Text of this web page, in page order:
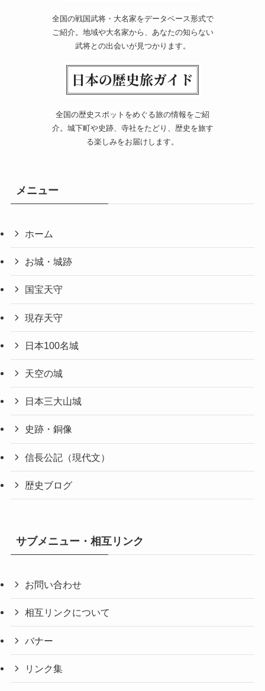
全国の戦国武将・大名家をデータベース形式で
ご紹介。地域や大名家から、あなたの知らない
武将との出会いが見つかります。
全国の歴史スポットをめぐる旅の情報をご紹
介。城下町や史跡、寺社をたどり、歴史を旅す
る楽しみをお届けします。
メニュー
ホーム
お城・城跡
国宝天守
現存天守
日本100名城
天空の城
日本三大山城
史跡・銅像
信長公記（現代文）
歴史ブログ
サブメニュー・相互リンク
お問い合わせ
相互リンクについて
バナー
リンク集